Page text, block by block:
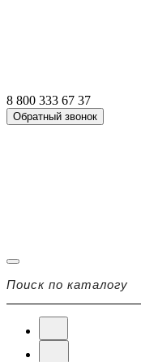
8 800 333 67 37
Обратный звонок